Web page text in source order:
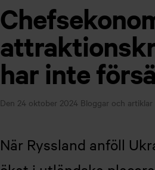
har inte
Den 24 oktober 2024 Bloggar och artiklar
När Ryssland anföll